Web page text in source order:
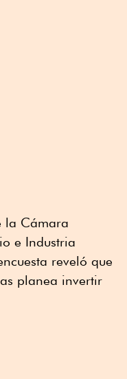
la Cámara
e Industria
reveló que
planea invertir